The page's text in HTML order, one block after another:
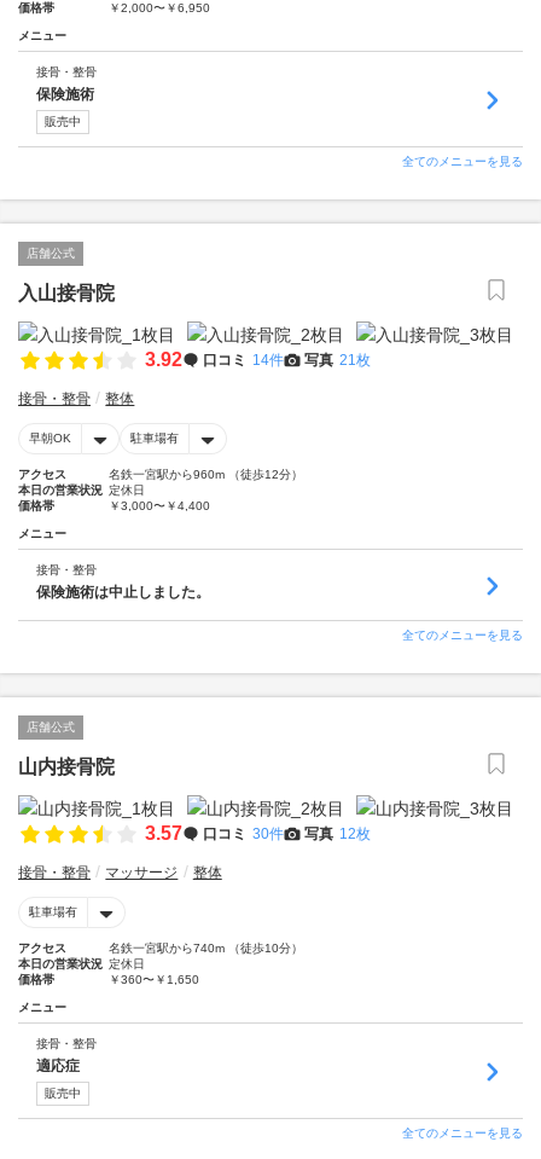
価格帯
￥2,000〜￥6,950
メニュー
接骨・整骨
保険施術
販売中
全てのメニューを見る
店舗公式
入山接骨院
3.92 口コミ 14件 写真 21枚
接骨・整骨 整体
早朝OK 駐車場有
アクセス
名鉄一宮駅から960m （徒歩12分）
本日の営業状況 定休日
価格帯
￥3,000〜￥4,400
メニュー
接骨・整骨
保険施術は中止しました。
全てのメニューを見る
店舗公式
山内接骨院
3.57 口コミ 30件 写真 12枚
接骨・整骨 マッサージ 整体
駐車場有
アクセス
名鉄一宮駅から740m （徒歩10分）
本日の営業状況 定休日
価格帯
￥360〜￥1,650
メニュー
接骨・整骨
適応症
販売中
全てのメニューを見る